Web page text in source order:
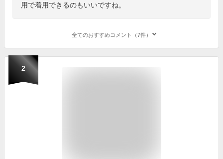
用で着用できるのもいいですね。
全てのおすすめコメント（7件）
2